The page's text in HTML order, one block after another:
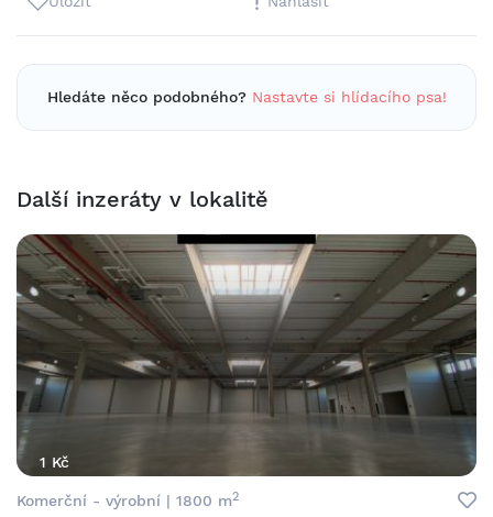
Hledáte něco podobného? Nastavte si hlídacího psa!
Další inzeráty v lokalitě
1 Kč
Komerční - výrobní | 1800 m2